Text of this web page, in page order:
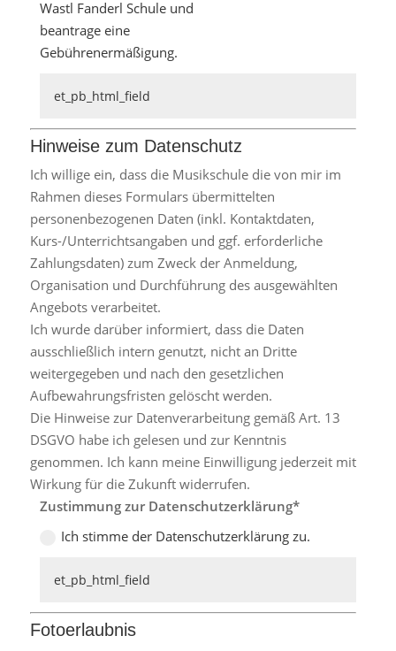
Wastl Fanderl Schule und
beantrage eine
Gebührenermäßigung.
Hinweise zum Datenschutz
Ich willige ein, dass die Musikschule die von mir im
Rahmen dieses Formulars übermittelten
personenbezogenen Daten (inkl. Kontaktdaten,
Kurs-/Unterrichtsangaben und ggf. erforderliche
Zahlungsdaten) zum Zweck der Anmeldung,
Organisation und Durchführung des ausgewählten
Angebots verarbeitet.
Ich wurde darüber informiert, dass die Daten
ausschließlich intern genutzt, nicht an Dritte
weitergegeben und nach den gesetzlichen
Aufbewahrungsfristen gelöscht werden.
Die Hinweise zur Datenverarbeitung gemäß Art. 13
DSGVO habe ich gelesen und zur Kenntnis
genommen. Ich kann meine Einwilligung jederzeit mit
Wirkung für die Zukunft widerrufen.
Zustimmung zur Datenschutzerklärung
Ich stimme der Datenschutzerklärung zu.
Fotoerlaubnis